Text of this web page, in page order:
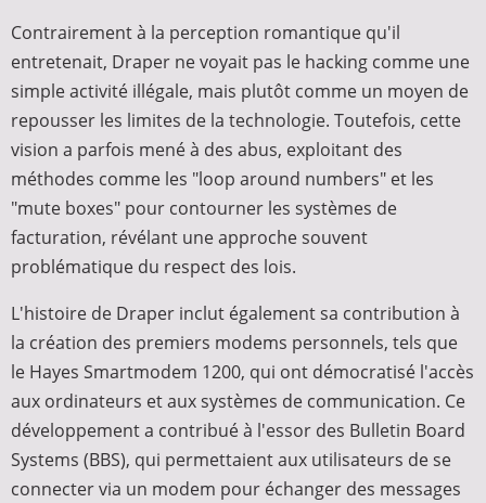
Contrairement à la perception romantique qu'il
entretenait, Draper ne voyait pas le hacking comme une
simple activité illégale, mais plutôt comme un moyen de
repousser les limites de la technologie. Toutefois, cette
vision a parfois mené à des abus, exploitant des
méthodes comme les "loop around numbers" et les
"mute boxes" pour contourner les systèmes de
facturation, révélant une approche souvent
problématique du respect des lois.
L'histoire de Draper inclut également sa contribution à
la création des premiers modems personnels, tels que
le Hayes Smartmodem 1200, qui ont démocratisé l'accès
aux ordinateurs et aux systèmes de communication. Ce
développement a contribué à l'essor des Bulletin Board
Systems (BBS), qui permettaient aux utilisateurs de se
connecter via un modem pour échanger des messages